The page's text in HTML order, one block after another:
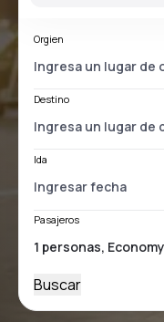
Orgien
Destino
Ida
Pasajeros
Buscar